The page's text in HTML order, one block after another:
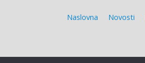
Naslovna Novosti